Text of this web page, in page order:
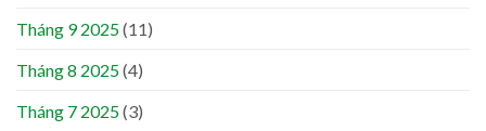
Tháng 9 2025(11)
Tháng 8 2025(4)
Tháng 7 2025(3)